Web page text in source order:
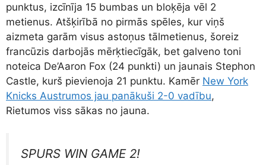
punktus, izcīnīja 15 bumbas un bloķēja vēl 2
metienus. Atšķirībā no pirmās spēles, kur viņš
aizmeta garām visus astoņus tālmetienus, šoreiz
francūzis darbojās mērķtiecīgāk, bet galveno toni
noteica De’Aaron Fox (24 punkti) un jaunais Stephon
Castle, kurš pievienoja 21 punktu. Kamēr New York
Knicks Austrumos jau panākuši 2-0 vadību,
Rietumos viss sākas no jauna.
SPURS WIN GAME 2!